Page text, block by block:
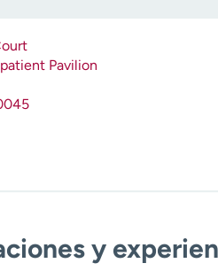
Pavilion
y